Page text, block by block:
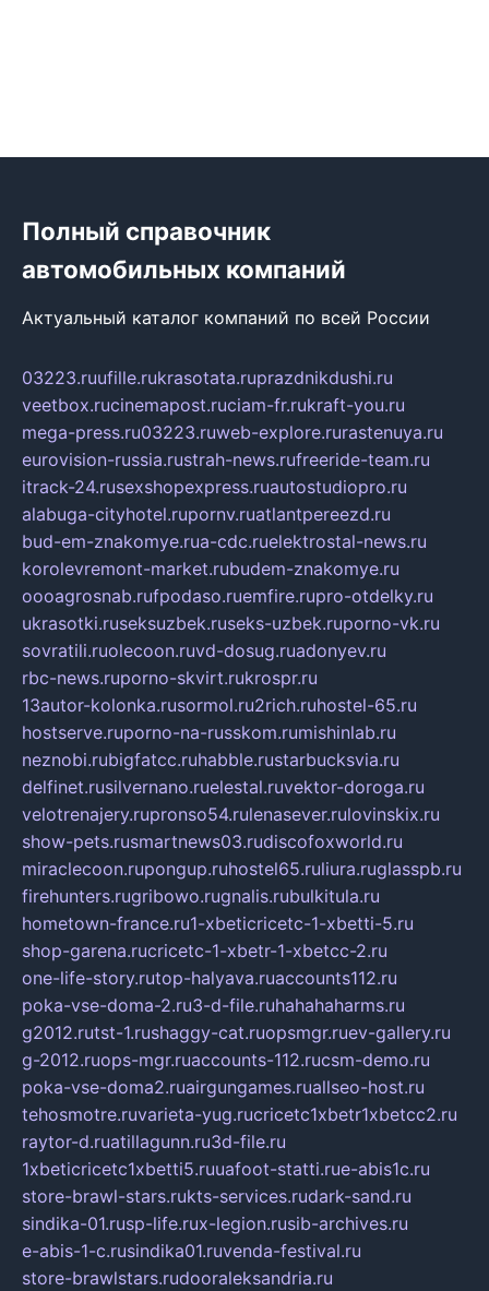
Полный справочник
автомобильных компаний
Актуальный каталог компаний по всей России
03223.ruufille.rukrasotata.ruprazdnikdushi.ru
veetbox.rucinemapost.ruciam-fr.rukraft-you.ru
mega-press.ru03223.ruweb-explore.rurastenuya.ru
eurovision-russia.rustrah-news.rufreeride-team.ru
itrack-24.rusexshopexpress.ruautostudiopro.ru
alabuga-cityhotel.rupornv.ruatlantpereezd.ru
bud-em-znakomye.rua-cdc.ruelektrostal-news.ru
korolevremont-market.rubudem-znakomye.ru
oooagrosnab.rufpodaso.ruemfire.rupro-otdelky.ru
ukrasotki.ruseksuzbek.ruseks-uzbek.ruporno-vk.ru
sovratili.ruolecoon.ruvd-dosug.ruadonyev.ru
rbc-news.ruporno-skvirt.rukrospr.ru
13autor-kolonka.rusormol.ru2rich.ruhostel-65.ru
hostserve.ruporno-na-russkom.rumishinlab.ru
neznobi.rubigfatcc.ruhabble.rustarbucksvia.ru
delfinet.rusilvernano.ruelestal.ruvektor-doroga.ru
velotrenajery.rupronso54.rulenasever.rulovinskix.ru
show-pets.rusmartnews03.rudiscofoxworld.ru
miraclecoon.rupongup.ruhostel65.ruliura.ruglasspb.ru
firehunters.rugribowo.rugnalis.rubulkitula.ru
hometown-france.ru1-xbeticricetc-1-xbetti-5.ru
shop-garena.rucricetc-1-xbetr-1-xbetcc-2.ru
one-life-story.rutop-halyava.ruaccounts112.ru
poka-vse-doma-2.ru3-d-file.ruhahahaharms.ru
g2012.rutst-1.rushaggy-cat.ruopsmgr.ruev-gallery.ru
g-2012.ruops-mgr.ruaccounts-112.rucsm-demo.ru
poka-vse-doma2.ruairgungames.ruallseo-host.ru
tehosmotre.ruvarieta-yug.rucricetc1xbetr1xbetcc2.ru
raytor-d.ruatillagunn.ru3d-file.ru
1xbeticricetc1xbetti5.ruuafoot-statti.rue-abis1c.ru
store-brawl-stars.rukts-services.rudark-sand.ru
sindika-01.rusp-life.rux-legion.rusib-archives.ru
e-abis-1-c.rusindika01.ruvenda-festival.ru
store-brawlstars.rudooraleksandria.ru